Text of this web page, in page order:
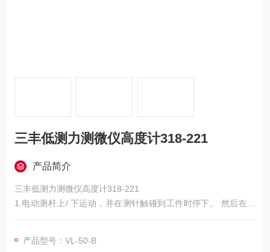
三丰低测力测微仪高度计318-221
产品简介
三丰低测力测微仪高度计318-221
1.电动测杆上/ 下运动，并在测针触碰到工件时停下。 然后在恒
定测力下测量大值、小值和溢出值。
3. 测量系统VL-50-B 集成显示型和 VL-50S-B 独立显示型，均可
产品型号：VL-50-B